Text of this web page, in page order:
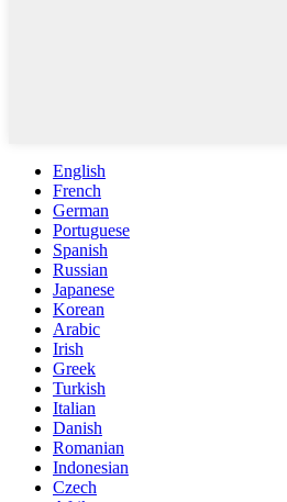
English
French
German
Portuguese
Spanish
Russian
Japanese
Korean
Arabic
Irish
Greek
Turkish
Italian
Danish
Romanian
Indonesian
Czech